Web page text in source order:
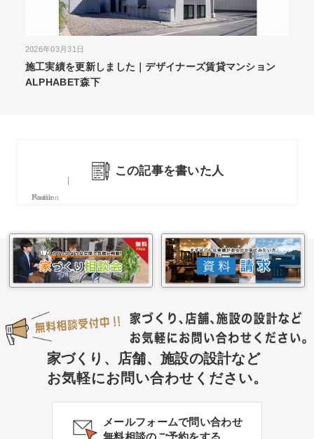
2026年03月31日
施工実績を更新しました｜デザイナーズ賃貸マンション
ALPHABET森下
この記事を書いた人
Name
Position
Profile
家づくり、店舗、施設の設計など
お気軽にお問い合わせください。
メールフォームで問い合わせ
無料相談のご予約をする